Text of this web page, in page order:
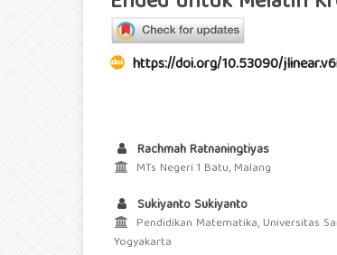
https://doi.org/10.53090/
Rachmah Ratnaningtiyas
MTs Negeri 1 Batu, Malang
Sukiyanto Sukiyanto
Pendidikan Matematika, Universitas
Yogyakarta